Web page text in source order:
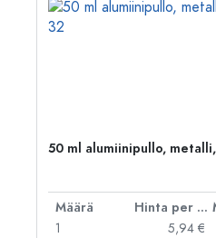
50 ml alumiinipullo,
Määrä Hinta per kpl
1
5,94 €